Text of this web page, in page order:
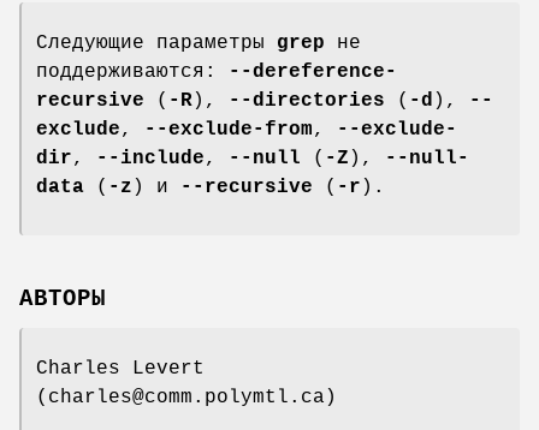
Следующие параметры grep не
поддерживаются:
--dereference-
recursive ( -R), --directories ( -d ),
--
exclude, --exclude-from,
--exclude-
dir, --include, --null ( -Z ),
--null-
data ( -z ) и --recursive ( -r ).
АВТОРЫ
Charles Levert
(charles@comm.polymtl.ca)